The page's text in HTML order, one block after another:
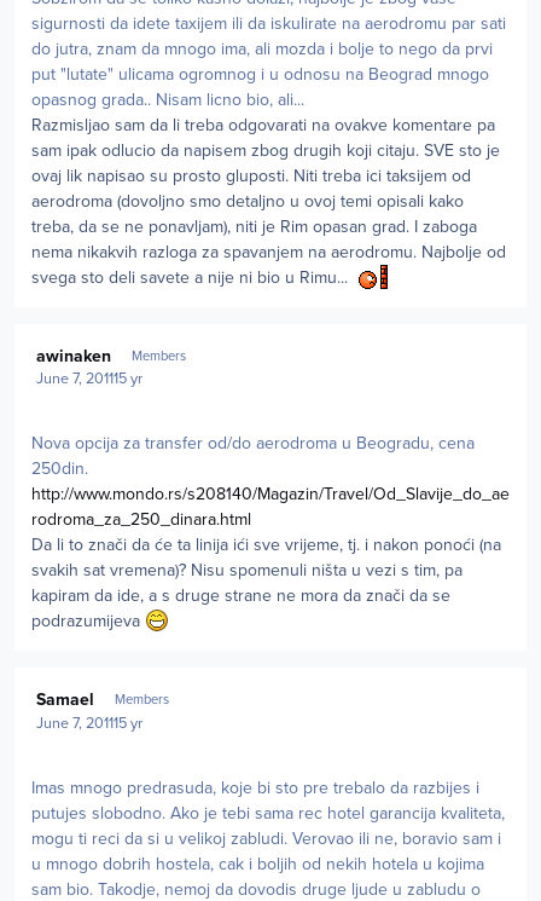
sigurnosti da idete taxijem ili da iskulirate na aerodromu par sati
do jutra, znam da mnogo ima, ali mozda i bolje to nego da prvi
put "lutate" ulicama ogromnog i u odnosu na Beograd mnogo
opasnog grada.. Nisam licno bio, ali...
Razmisljao sam da li treba odgovarati na ovakve komentare pa
sam ipak odlucio da napisem zbog drugih koji citaju. SVE sto je
ovaj lik napisao su prosto gluposti. Niti treba ici taksijem od
aerodroma (dovoljno smo detaljno u ovoj temi opisali kako
treba, da se ne ponavljam), niti je Rim opasan grad. I zaboga
nema nikakvih razloga za spavanjem na aerodromu. Najbolje od
svega sto deli savete a nije ni bio u Rimu...
awinaken Members
June 7, 201115 yr
Nova opcija za transfer od/do aerodroma u Beogradu, cena
250din.
http://www.mondo.rs/s208140/Magazin/Travel/Od_Slavije_do_ae
rodroma_za_250_dinara.html
Da li to znači da će ta linija ići sve vrijeme, tj. i nakon ponoći (na
svakih sat vremena)? Nisu spomenuli ništa u vezi s tim, pa
kapiram da ide, a s druge strane ne mora da znači da se
podrazumijeva
Samael Members
June 7, 201115 yr
Imas mnogo predrasuda, koje bi sto pre trebalo da razbijes i
putujes slobodno. Ako je tebi sama rec hotel garancija kvaliteta,
mogu ti reci da si u velikoj zabludi. Verovao ili ne, boravio sam i
u mnogo dobrih hostela, cak i boljih od nekih hotela u kojima
sam bio. Takodje, nemoj da dovodis druge ljude u zabludu o